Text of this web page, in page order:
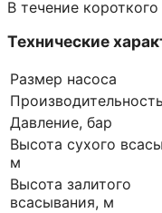
В течение
Технические
Размер насоса
Давление, бар
Высота сухого
м
Высота залитого
всасывания, м